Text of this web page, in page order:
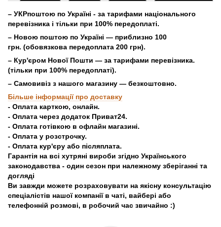
– УКРпоштою по Україні - за тарифами національного
перевізника і тільки при 100% передоплаті.
– Новою поштою по Україні — приблизно 100
грн. (обовязкова передоплата 200 грн).
– Кур'єром Нової Пошти — за тарифами перевізника.
(тільки при 100% передоплаті).
– Самовивіз з нашого магазину — безкоштовно.
Більше інформації про доставку
- Оплата карткою, онлайн.
- Оплата через додаток Приват24.
- Оплата готівкою в офлайн магазині.
- Оплата у розстрочку.
- Оплата кур'єру або післяплата.
Гарантія на всі хутряні вироби згідно Українського
законодавства - один сезон при належному зберіганні та
догляді
Ви завжди можете розраховувати на якісну консультацію
спеціалістів нашої компанії в чаті, вайбері або
телефонній розмові, в робочий час звичайно :)